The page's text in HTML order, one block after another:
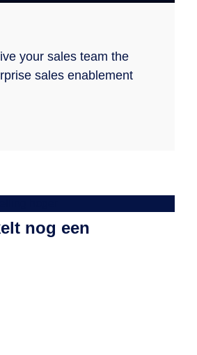
your sales team the
sales enablement
nog een